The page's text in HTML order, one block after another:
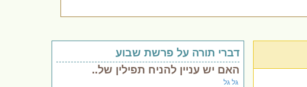
דברי תורה על פרשת שבוע
האם יש עניין להניח תפילין של..
גל גל